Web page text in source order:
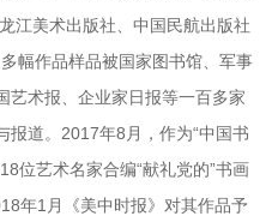
江美术出版社、中国民航出版社
幅作品样品被国家图书馆、军事
艺术报、企业家日报等一百多家
报道。2017年8月，作为“中国书
位艺术名家合编“献礼党的”书画
年1月《美中时报》对其作品予